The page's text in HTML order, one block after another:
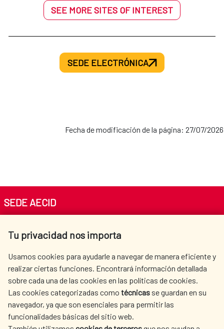
SEE MORE SITES OF INTEREST
SEDE ELECTRÓNICA
Fecha de modificación de la página: 27/07/2026
Tu privacidad nos importa
Usamos cookies para ayudarle a navegar de manera eficiente y
realizar ciertas funciones. Encontrará información detallada
sobre cada una de las cookies en las políticas de cookies.
Las cookies categorizadas como técnicas se guardan en su
navegador, ya que son esenciales para permitir las
funcionalidades básicas del sitio web.
SEDE AECID
Tel. +34 900 20 30 54​​​​​​​
AECID
WHERE DO WE COOPERATE?
SPANISH HUMANITARIAN
ACTION
PRESS ROOM